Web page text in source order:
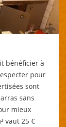
bénéficier à
pour
sont
sans
mieux
vaut 25 €